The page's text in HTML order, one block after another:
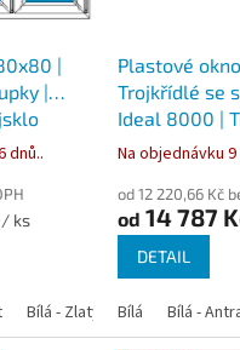
|
|
dnů..
/ ks
Bílá - Zlatý dub Bílá -
Plastové
Trojkřídlé se
Ideal 8000 |
Na objednávku 9
od 12 220,66 Kč
od 14 787
DETAIL
Bílá Bílá -